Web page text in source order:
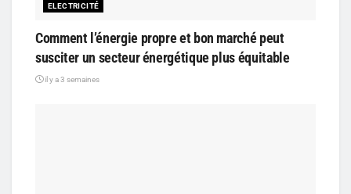
ELECTRICITÉ
Comment l’énergie propre et bon marché peut
susciter un secteur énergétique plus équitable
il y a 3 semaines